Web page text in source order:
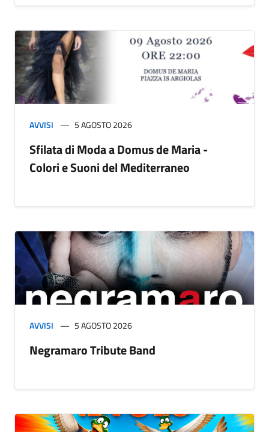
AVVISI 5 AGOSTO 2026
Sfilata di Moda a Domus de Maria -
Colori e Suoni del Mediterraneo
AVVISI 5 AGOSTO 2026
Negramaro Tribute Band